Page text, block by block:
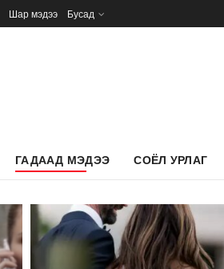
Шар мэдээ Бусад
ГАДААД МЭДЭЭ СОЁЛ УРЛАГ